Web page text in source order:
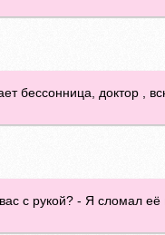
бессонница, доктор ,
с рукой? - Я сломал её